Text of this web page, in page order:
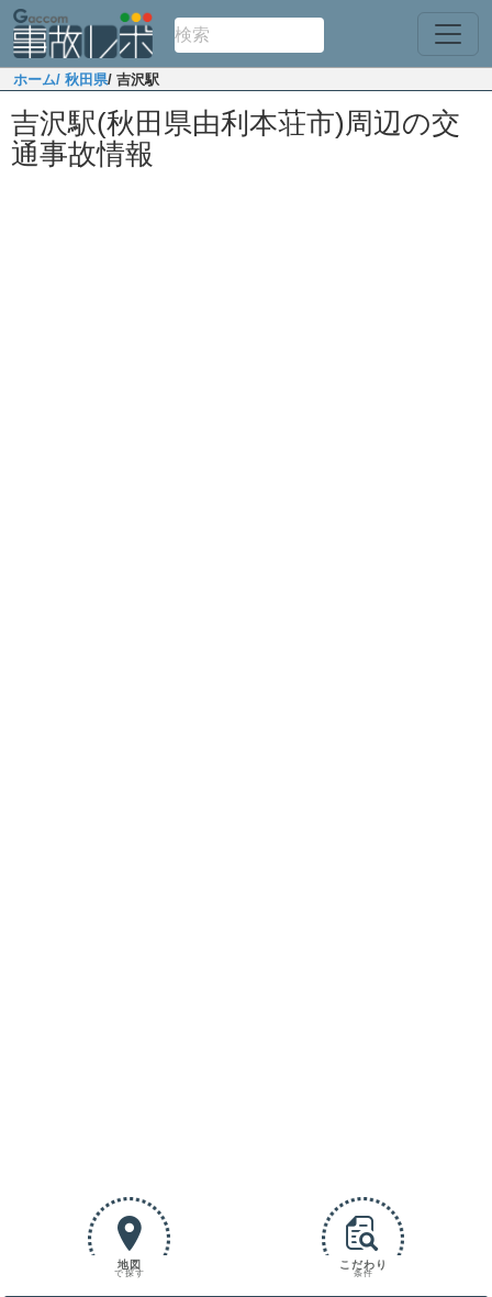
ホーム/ 秋田県/ 吉沢駅
吉沢駅(秋田県由利本荘市)周辺の交
通事故情報
地図
で探す
こだわり
条件